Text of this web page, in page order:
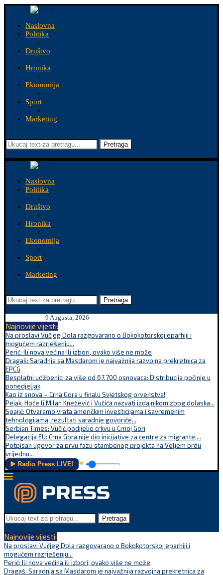
Naslovna
Politika
Društvo
Hronika
Ekonomija
Sport
Marketing
Pretraga
Naslovna
Politika
Društvo
Hronika
Ekonomija
Sport
Marketing
Pretraga
9 Augusta, 2026
Najnovije vijesti:
Na proslavi Vučjeg Dola razgovarano o Bokokotorskoj eparhiji i
mogućem razrješenju...
Perić: Ili nova većina ili izbori, ovako više ne može
Dragaš: Saradnja sa Masdarom je najvažnija razvojna prekretnica za
EPCG
Besplatni udžbenici za više od 67.700 osnovaca: Distribucija počinje u
ponedjeljak
Kao iz snova – Crna Gora u finalu Svjetskog prvenstva!
Pejak: Hoće li Milan Knežević i Vučića nazvati izdajnikom zbog dolaska...
Spajić: Otvaramo vrata američkim investicijama i savremenim
tehnologijama, rezultati saradnje govoriće...
Serbian Times: Vučić podijelio crkvu u Crnoj Gori
Delegacija EU: Crna Gora nije dio inicijative za centre za migrante,...
Potpisan ugovor za prvu fazu stambenog projekta na Veljem brdu
vrijednu...
▶️ Radio Press LIVE! 🔊
Pretraga
Najnovije vijesti:
Na proslavi Vučjeg Dola razgovarano o Bokokotorskoj eparhiji i
mogućem razrješenju...
Perić: Ili nova većina ili izbori, ovako više ne može
Dragaš: Saradnja sa Masdarom je najvažnija razvojna prekretnica za